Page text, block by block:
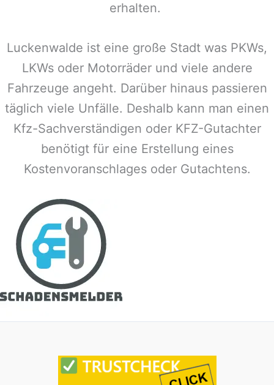
erhalten.
Luckenwalde ist eine große Stadt was PKWs,
LKWs oder Motorräder und viele andere
Fahrzeuge angeht. Darüber hinaus passieren
täglich viele Unfälle. Deshalb kann man einen
Kfz-Sachverständigen oder KFZ-Gutachter
benötigt für eine Erstellung eines
Kostenvoranschlages oder Gutachtens.